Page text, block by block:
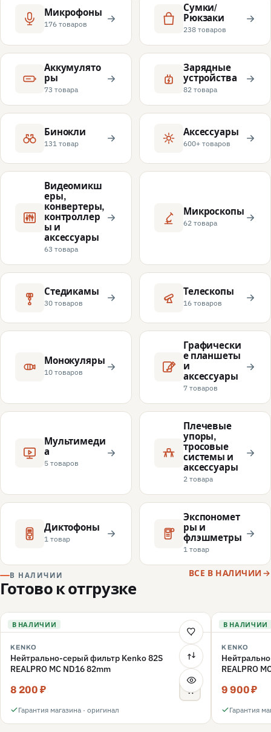
Микрофоны
176 товаров
Сумки/
Рюкзаки
238 товаров
Аккумулято
ры
73 товара
Зарядные
устройства
82 товара
Бинокли
131 товар
Аксессуары
600+ товаров
Видеомикш
еры,
конвертеры,
контроллер
ы и
аксессуары
63 товара
Микроскопы
62 товара
Стедикамы
30 товаров
Телескопы
16 товаров
Монокуляры
10 товаров
Графически
е планшеты
и
аксессуары
7 товаров
Мультимеди
а
5 товаров
Плечевые
упоры,
тросовые
системы и
аксессуары
2 товара
Диктофоны
1 товар
Экспономет
ры и
флэшметры
1 товар
В НАЛИЧИИ
Готово к отгрузке
ВСЕ В НАЛИЧИИ
В НАЛИЧИИ
KENKO
Нейтрально-серый фильтр Kenko 82S
REALPRO MC ND16 82mm
8 200 ₽
Гарантия магазина · оригинал
В НАЛИЧИИ
KENKO
REALPRO
9 900 ₽
Гарантия